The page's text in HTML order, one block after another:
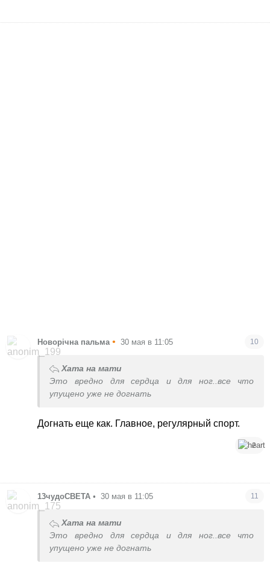
Новорічна пальма • 30 мая в 11:05 10
Хата на мати
Это вредно для сердца и для ног..все что
упущено уже не догнать
Догнать еще как. Главное, регулярный спорт.
2
13чудоСВЕТА • 30 мая в 11:05 11
Хата на мати
Это вредно для сердца и для ног..все что
упущено уже не догнать